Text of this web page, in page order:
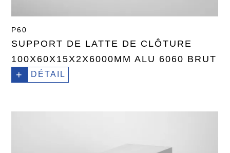
P60
SUPPORT DE LATTE DE CLÔTURE
100X60X15X2X6000MM ALU 6060 BRUT
+ DÉTAIL